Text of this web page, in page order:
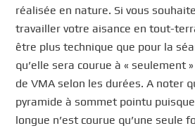
réalisée en nature. Si vous
travailler votre aisance en tout-
être plus technique que pour la
qu’elle sera courue à « seulement
de VMA selon les durées. A noter
pyramide à sommet pointu
longue n’est courue qu’une seule